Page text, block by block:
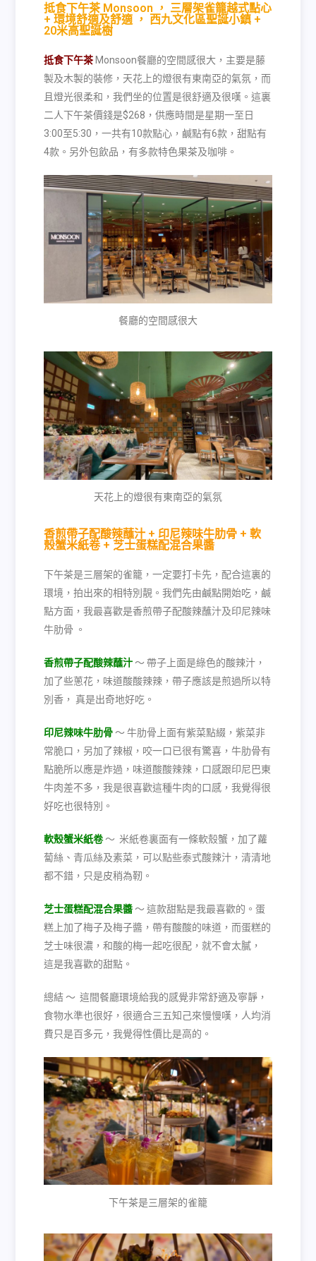
抵食下午茶 Monsoon ， 三層架雀籠越式點心
+ 環境舒適及舒適 ， 西九文化區聖誕小鎮 +
20米高聖誕樹
抵食下午茶 Monsoon餐廳的空間感很大，主要是藤
製及木製的裝修，天花上的燈很有東南亞的氣氛，而
且燈光很柔和，我們坐的位置是很舒適及很嘆。這裏
二人下午茶價錢是$268 ，供應時間是星期一至日
3:00至5:30 ，一共有10款點心，鹹點有6款，甜點有
4款。另外包飲品，有多款特色果茶及咖啡。
餐廳的空間感很大
天花上的燈很有東南亞的氣氛
香煎帶子配酸辣蘸汁 + 印尼辣味牛肋骨 + 軟
殼蟹米紙卷 + 芝士蛋糕配混合果醬
下午茶是三層架的雀籠，一定要打卡先，配合這裏的
環境，拍出來的相特別靚。我們先由鹹點開始吃，鹹
點方面，我最喜歡是香煎帶子配酸辣蘸汁及印尼辣味
牛肋骨 。
香煎帶子配酸辣蘸汁～ 帶子上面是綠色的酸辣汁，
加了些蔥花，味道酸酸辣辣，帶子應該是煎過所以特
別香， 真是出奇地好吃。
印尼辣味牛肋骨～ 牛肋骨上面有紫菜點綴，紫菜非
常脆口，另加了辣椒，咬一口已很有驚喜，牛肋骨有
點脆所以應是炸過，味道酸酸辣辣，口感跟印尼巴東
牛肉差不多，我是很喜歡這種牛肉的口感，我覺得很
好吃也很特別。
軟殼蟹米紙卷～ 米紙卷裏面有一條軟殼蟹，加了蘿
蔔絲、青瓜絲及素菜，可以點些泰式酸辣汁，清清地
都不錯，只是皮稍為靭。
芝士蛋糕配混合果醬～ 這款甜點是我最喜歡的。蛋
糕上加了梅子及梅子醬，帶有酸酸的味道，而蛋糕的
芝士味很濃，和酸的梅一起吃很配，就不會太膩，
這是我喜歡的甜點。
總結 ～ 這間餐廳環境給我的感覺非常舒適及寧靜，
食物水準也很好，很適合三五知己來慢慢嘆，人均消
費只是百多元，我覺得性價比是高的。
下午茶是三層架的雀籠